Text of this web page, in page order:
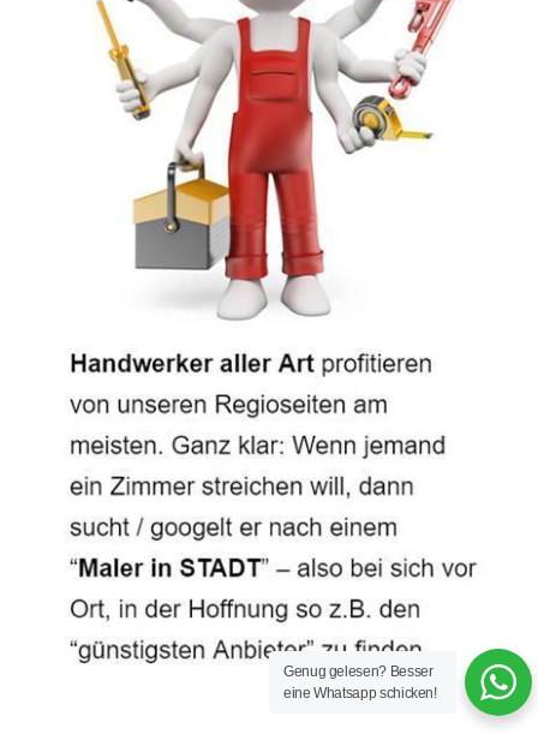
Genug gelesen? Besser
eine Whatsapp schicken!